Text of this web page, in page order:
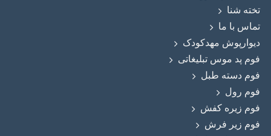
تخته شنا
تماس با ما
دیوارپوش مهدکودک
فوم پد موس تبلیغاتی
فوم دسته طبل
فوم رول
فوم زيره كفش
فوم زیر فرش